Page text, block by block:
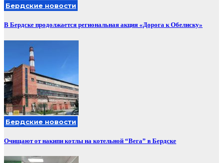
Бердские новости
В Бердске продолжается региональная акция «Дорога к Обелиску»
Бердские новости
Очищают от накипи котлы на котельной “Вега” в Бердске